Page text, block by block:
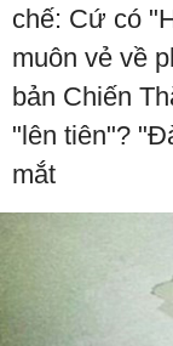
chế: Cứ có
muôn vẻ về
bản Chiến
"lên tiên"?
mắt